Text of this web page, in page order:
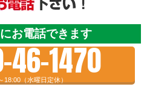
お電話できます
46-1470
18:00（水曜日定休）